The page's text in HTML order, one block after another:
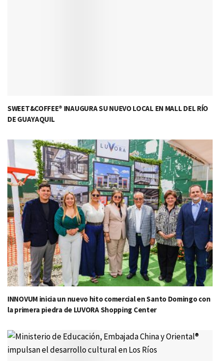
SWEET&COFFEE® INAUGURA SU NUEVO LOCAL EN MALL DEL RÍO
DE GUAYAQUIL
INNOVUM inicia un nuevo hito comercial en Santo Domingo con
la primera piedra de LUVORA Shopping Center